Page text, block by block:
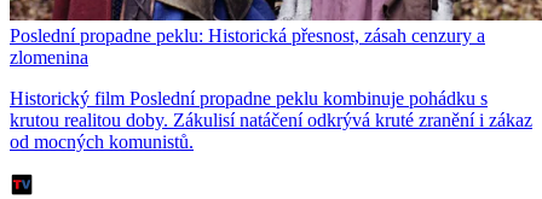
Poslední propadne peklu: Historická přesnost, zásah cenzury a
zlomenina
Historický film Poslední propadne peklu kombinuje pohádku s
krutou realitou doby. Zákulisí natáčení odkrývá kruté zranění i zákaz
od mocných komunistů.